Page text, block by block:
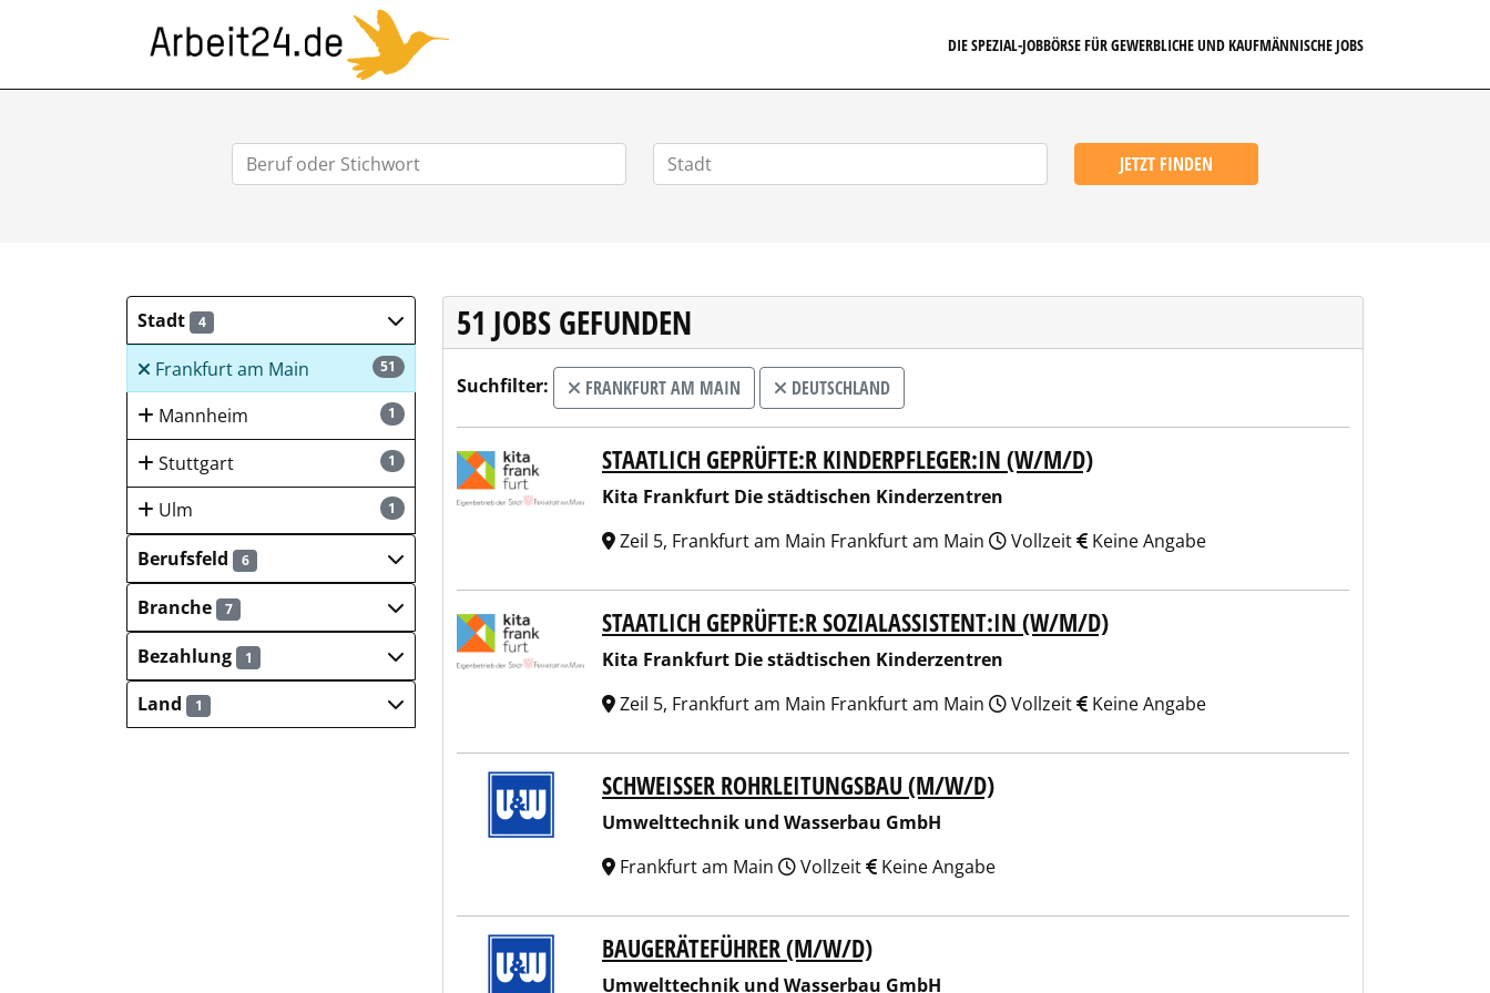
DIE SPEZIAL-JOBBÖRSE FÜR GEWERBLICHE UND KAUFMÄNNISCHE JOBS
JETZT FINDEN
Stadt 4
51
Frankfurt am Main
1
Mannheim
1
Stuttgart
1
Ulm
Berufsfeld
6
Branche 7
Bezahlung 1
Land 1
51 JOBS GEFUNDEN
Suchfilter: FRANKFURT AM MAIN DEUTSCHLAND
Kita Frankfurt Die städtischen Kinderzentren
STAAT­LICH GEPRÜFTE:R KINDERPFLEGER:IN (W/M/D)
Kita Frankfurt Die städtischen Kinderzentren
Zeil 5, Frank­furt am Main Frankfurt am Main
Vollzeit Keine Angabe
Kita Frankfurt Die städtischen Kinderzentren
STAAT­LICH GEPRÜFTE:R SOZIALASSISTENT:IN (W/M/D)
Kita Frankfurt Die städtischen Kinderzentren
Zeil 5, Frank­furt am Main Frankfurt am Main
Vollzeit Keine Angabe
Umwelttechnik und Wasserbau GmbH
SCHWEISSER ROHRLEITUNGSBAU (M/W/D)
Umwelttechnik und Wasserbau GmbH
Frankfurt am Main
Vollzeit Keine Angabe
Umwelttechnik und Wasserbau GmbH
BAUGERÄTEFÜHRER (M/W/D)
Umwelttechnik und Wasserbau GmbH